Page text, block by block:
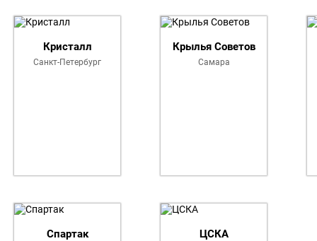
Список команд PARI
Кристалл
Санкт-Петербург
Крылья Советов
Самара
Спартак ЦСКА